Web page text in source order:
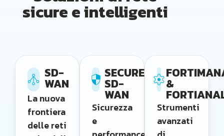
sicure e intelligenti
SD-
WAN
La nuova
frontiera
delle reti
SECURE
SD-
WAN
Sicurezza
e
&
Strumenti
avanzati